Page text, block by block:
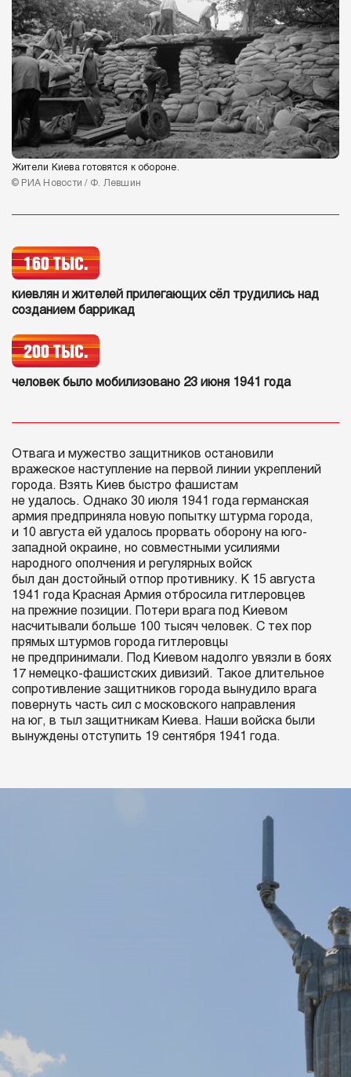
Жители Киева готовятся к обороне.
© РИА Новости / Ф. Левшин
160 ТЫС.
киевлян и жителей прилегающих сёл трудились над
созданием баррикад
200 ТЫС.
человек было мобилизовано 23 июня 1941 года
Отвага и мужество защитников остановили
вражеское наступление на первой линии укреплений
города. Взять Киев быстро фашистам
не удалось. Однако 30 июля 1941 года германская
армия предприняла новую попытку штурма города,
и 10 августа ей удалось прорвать оборону на юго-
западной окраине, но совместными усилиями
народного ополчения и регулярных войск
был дан достойный отпор противнику. К 15 августа
1941 года Красная Армия отбросила гитлеровцев
на прежние позиции. Потери врага под Киевом
насчитывали больше 100 тысяч человек. С тех пор
прямых штурмов города гитлеровцы
не предпринимали. Под Киевом надолго увязли в боях
17 немецко-фашистских дивизий. Такое длительное
сопротивление защитников города вынудило врага
повернуть часть сил с московского направления
на юг, в тыл защитникам Киева. Наши войска были
вынуждены отступить 19 сентября 1941 года.